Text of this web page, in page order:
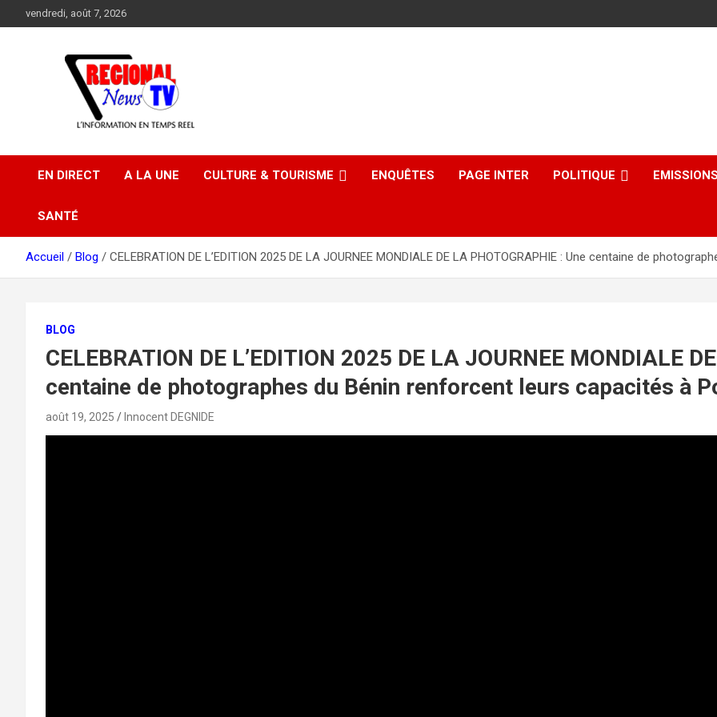
au
vendredi, août 7, 2026
EN DIRECT A LA UNE CULTURE & TOURISME ENQUÊTES PAGE INTER POLITIQUE
SANTÉ
Accueil Blog CELEBRATION DE L’EDITION 2025 DE LA JOURNEE MONDIALE DE LA PHOTOGRAPHIE : Une centaine de
BLOG
CELEBRATION DE L’EDITION 2025 DE LA JOURNEE MONDIALE
centaine de photographes du Bénin renforcent leurs capacités à
août 19, 2025 Innocent DEGNIDE